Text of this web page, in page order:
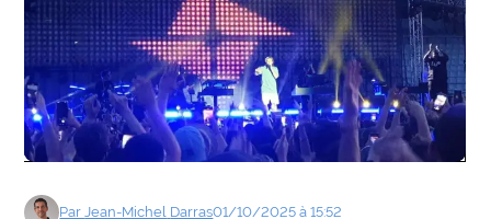
Agenda
Faits
divers
Sports
Société
ParJean-Michel Darras01/10/2025 à 15:52